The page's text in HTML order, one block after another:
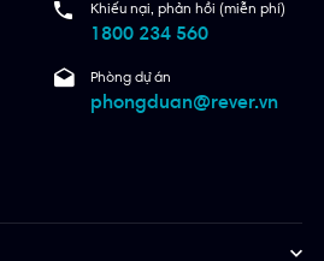
Khiếu nại, phản hồi (miễn phí)
1800 234 560
Phòng dự án
phongduan@rever.vn